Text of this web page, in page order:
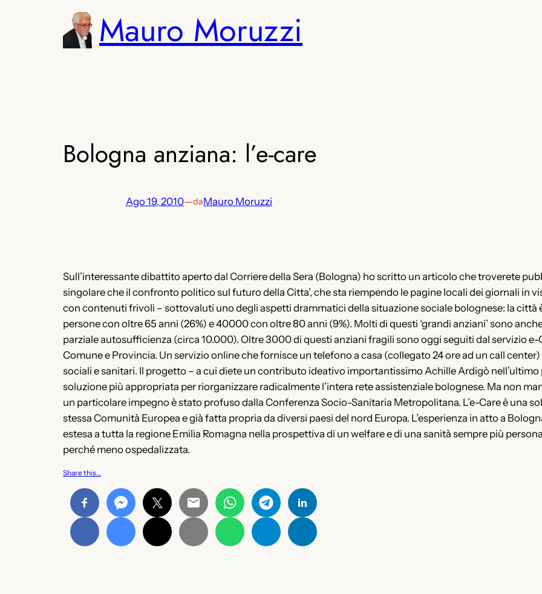
Mauro Moruzzi
Bologna anziana: l’e-care
Ago 19, 2010—daMauro Moruzzi
Sull’interessante dibattito aperto dal Corriere della Sera (Bologna) ho scritto un articolo che troverete
singolare che il confronto politico sul futuro della Citta’, che sta riempendo le pagine locali dei giornali in
con contenuti frivoli – sottovaluti uno degli aspetti drammatici della situazione sociale bolognese: la città
persone con oltre 65 anni (26%) e 40000 con oltre 80 anni (9%). Molti di questi ‘grandi anziani’ sono
parziale autosufficienza (circa 10.000). Oltre 3000 di questi anziani fragili sono oggi seguiti dal servizio
Comune e Provincia. Un servizio online che fornisce un telefono a casa (collegato 24 ore ad un call
sociali e sanitari. Il progetto – a cui diete un contributo ideativo importantissimo Achille Ardigò nell’ultimo
soluzione più appropriata per riorganizzare radicalmente l’intera rete assistenziale bolognese. Ma non
un particolare impegno è stato profuso dalla Conferenza Socio-Sanitaria Metropolitana. L’e-Care è una
stessa Comunità Europea e già fatta propria da diversi paesi del nord Europa. L’esperienza in atto a
estesa a tutta la regione Emilia Romagna nella prospettiva di un welfare e di una sanità sempre più
perché meno ospedalizzata.
Share this…